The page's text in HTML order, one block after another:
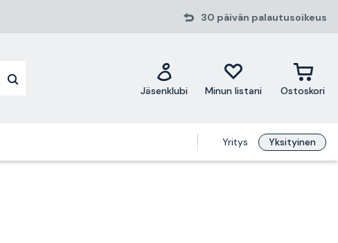
30 päivän palautusoikeus
Jäsenklubi Minun listani Ostoskori
Yritys Yksityinen